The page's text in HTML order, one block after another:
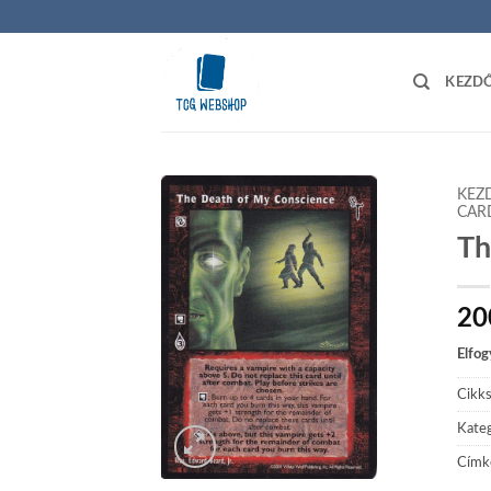
Add to
wishlist